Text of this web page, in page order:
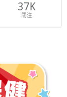
37K
關注